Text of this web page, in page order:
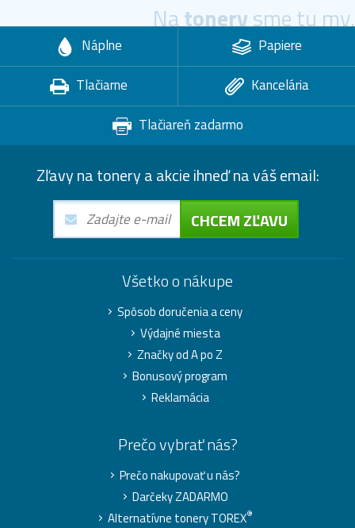
Natonerysme tu my.
Náplne
Papiere
Tlačiarne
Kancelária
Tlačiareň zadarmo
Zľavy na tonery a akcie ihneď na váš email:
CHCEM ZĽAVU
Všetko o nákupe
Spôsob doručenia a ceny
Výdajné miesta
Značky od A po Z
Bonusový program
Reklamácia
Prečo vybrať nás?
Prečo nakupovať u nás?
Darčeky ZADARMO
Alternatívne tonery TOREX®